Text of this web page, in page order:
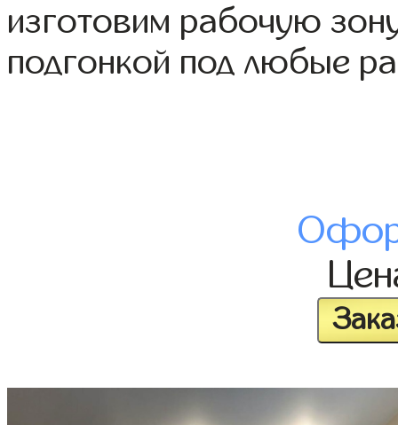
изготовим рабочую
подгонкой под любые